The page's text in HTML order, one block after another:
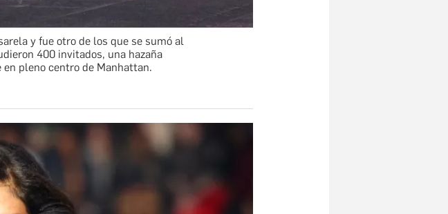
y fue otro de los que se sumó al
400 invitados, una hazaña
pleno centro de Manhattan.